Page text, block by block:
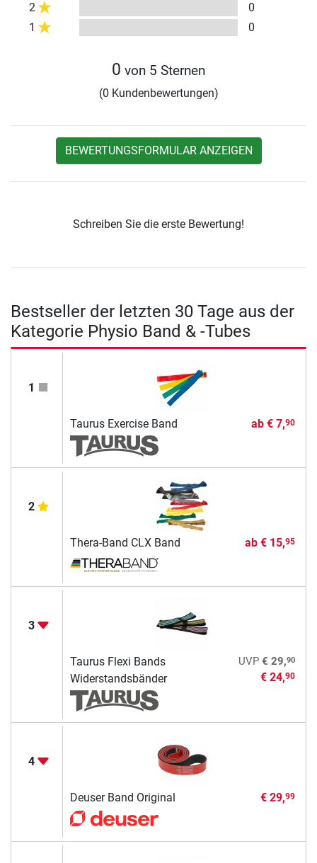
2
0
1
0
0 von 5 Sternen
(0 Kundenbewertungen)
BEWERTUNGSFORMULAR ANZEIGEN
Schreiben Sie die erste Bewertung!
Bestseller der letzten 30 Tage aus der
Kategorie Physio Band & -Tubes
1
Taurus Exercise Band ab € 7,90
2
Thera-Band CLX Band ab € 15,95
3
Taurus Flexi Bands
Widerstandsbänder
UVP € 29,90
€ 24,90
4
Deuser Band Original € 29,99